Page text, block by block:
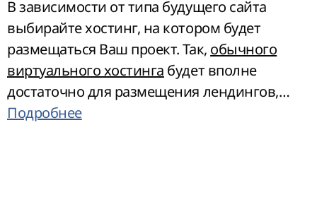
В зависимости от типа будущего сайта
выбирайте хостинг, на котором будет
размещаться Ваш проект. Так, обычного
виртуального хостинга будет вполне
достаточно для размещения лендингов,
сайтов-визиток, блогов и небольших
Подробнее